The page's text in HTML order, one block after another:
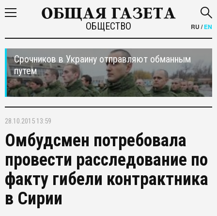
ОБЩЕСТВО RU /EN
Срочников в Украину отправляют обманным
путем
28.10.2015 13:59
Омбудсмен потребовала
провести расследование по
факту гибели контрактника
в Сирии